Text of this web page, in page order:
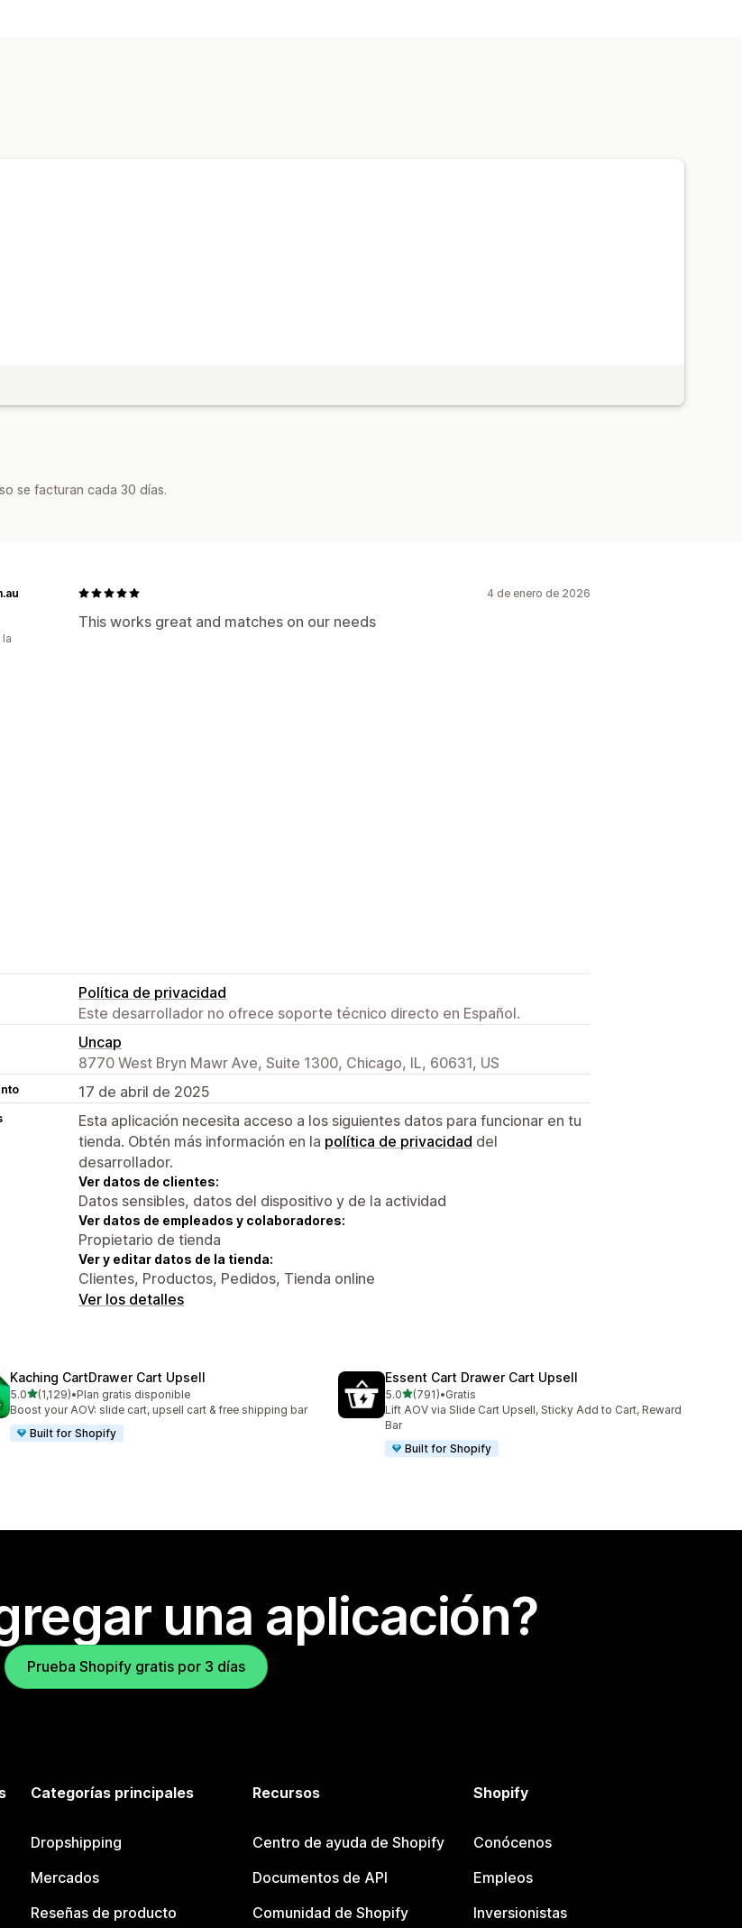
se facturan cada 30 días.
4 de enero de 2026
This works great and matches on our needs
Política de privacidad
Este desarrollador no ofrece soporte técnico directo en Español.
Uncap
8770 West Bryn Mawr Ave, Suite 1300, Chicago, IL, 60631, US
17 de abril de 2025
Esta aplicación necesita acceso a los siguientes datos para funcionar en tu
tienda. Obtén más información en la política de privacidad del
desarrollador.
Ver datos de clientes:
Datos sensibles, datos del dispositivo y de la actividad
Ver datos de empleados y colaboradores:
Propietario de tienda
Ver y editar datos de la tienda:
Clientes, Productos, Pedidos, Tienda online
Ver los detalles
Kaching CartDrawer Cart Upsell
5.0de 5 estrellas
(1,129)
1129 reseñas en total
•Plan gratis disponible
Boost your AOV: slide cart, upsell cart & free shipping bar
Built for Shopify
Essent Cart Drawer Cart Upsell
5.0de 5 estrellas
(791)
791 reseñas en total
•Gratis
Lift AOV via Slide Cart Upsell, Sticky Add to Cart, Reward
Bar
Built for Shopify
una aplicación?
Prueba Shopify gratis por 3 días
Categorías principales
Dropshipping
Mercados
Reseñas de producto
Recursos
Centro de ayuda de Shopify
Documentos de API
Comunidad de Shopify
Shopify
Conócenos
Empleos
Inversionistas